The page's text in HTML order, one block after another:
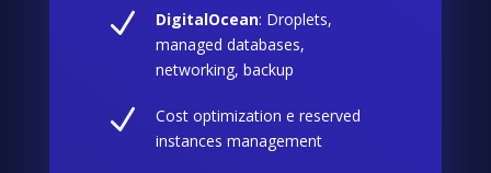
N DigitalOcean: Droplets,
managed databases,
networking, backup
N
Cost optimization e reserved
instances management